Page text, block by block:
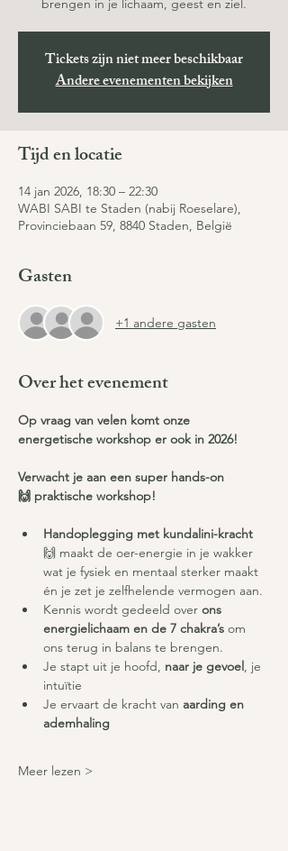
brengen in je lichaam, geest en ziel.
Tickets zijn niet meer beschikbaar
Andere evenementen bekijken
Tijd en locatie
14 jan 2026, 18:30 – 22:30
WABI SABI te Staden (nabij Roeselare),
Provinciebaan 59, 8840 Staden, België
Gasten
+1 andere gasten
Over het evenement
Op vraag van velen komt onze
energetische workshop er ook in 2026!
Verwacht je aan een super hands-on
🙌 praktische workshop!
Handoplegging met kundalini-kracht
🙌 maakt de oer-energie in je wakker
wat je fysiek en mentaal sterker maakt
én je zet je zelfhelende vermogen aan.
Kennis wordt gedeeld over ons
energielichaam en de 7 chakra’s om
ons terug in balans te brengen.
Je stapt uit je hoofd, naar je gevoel, je
intuïtie
Je ervaart de kracht van aarding en
ademhaling
Meer lezen >